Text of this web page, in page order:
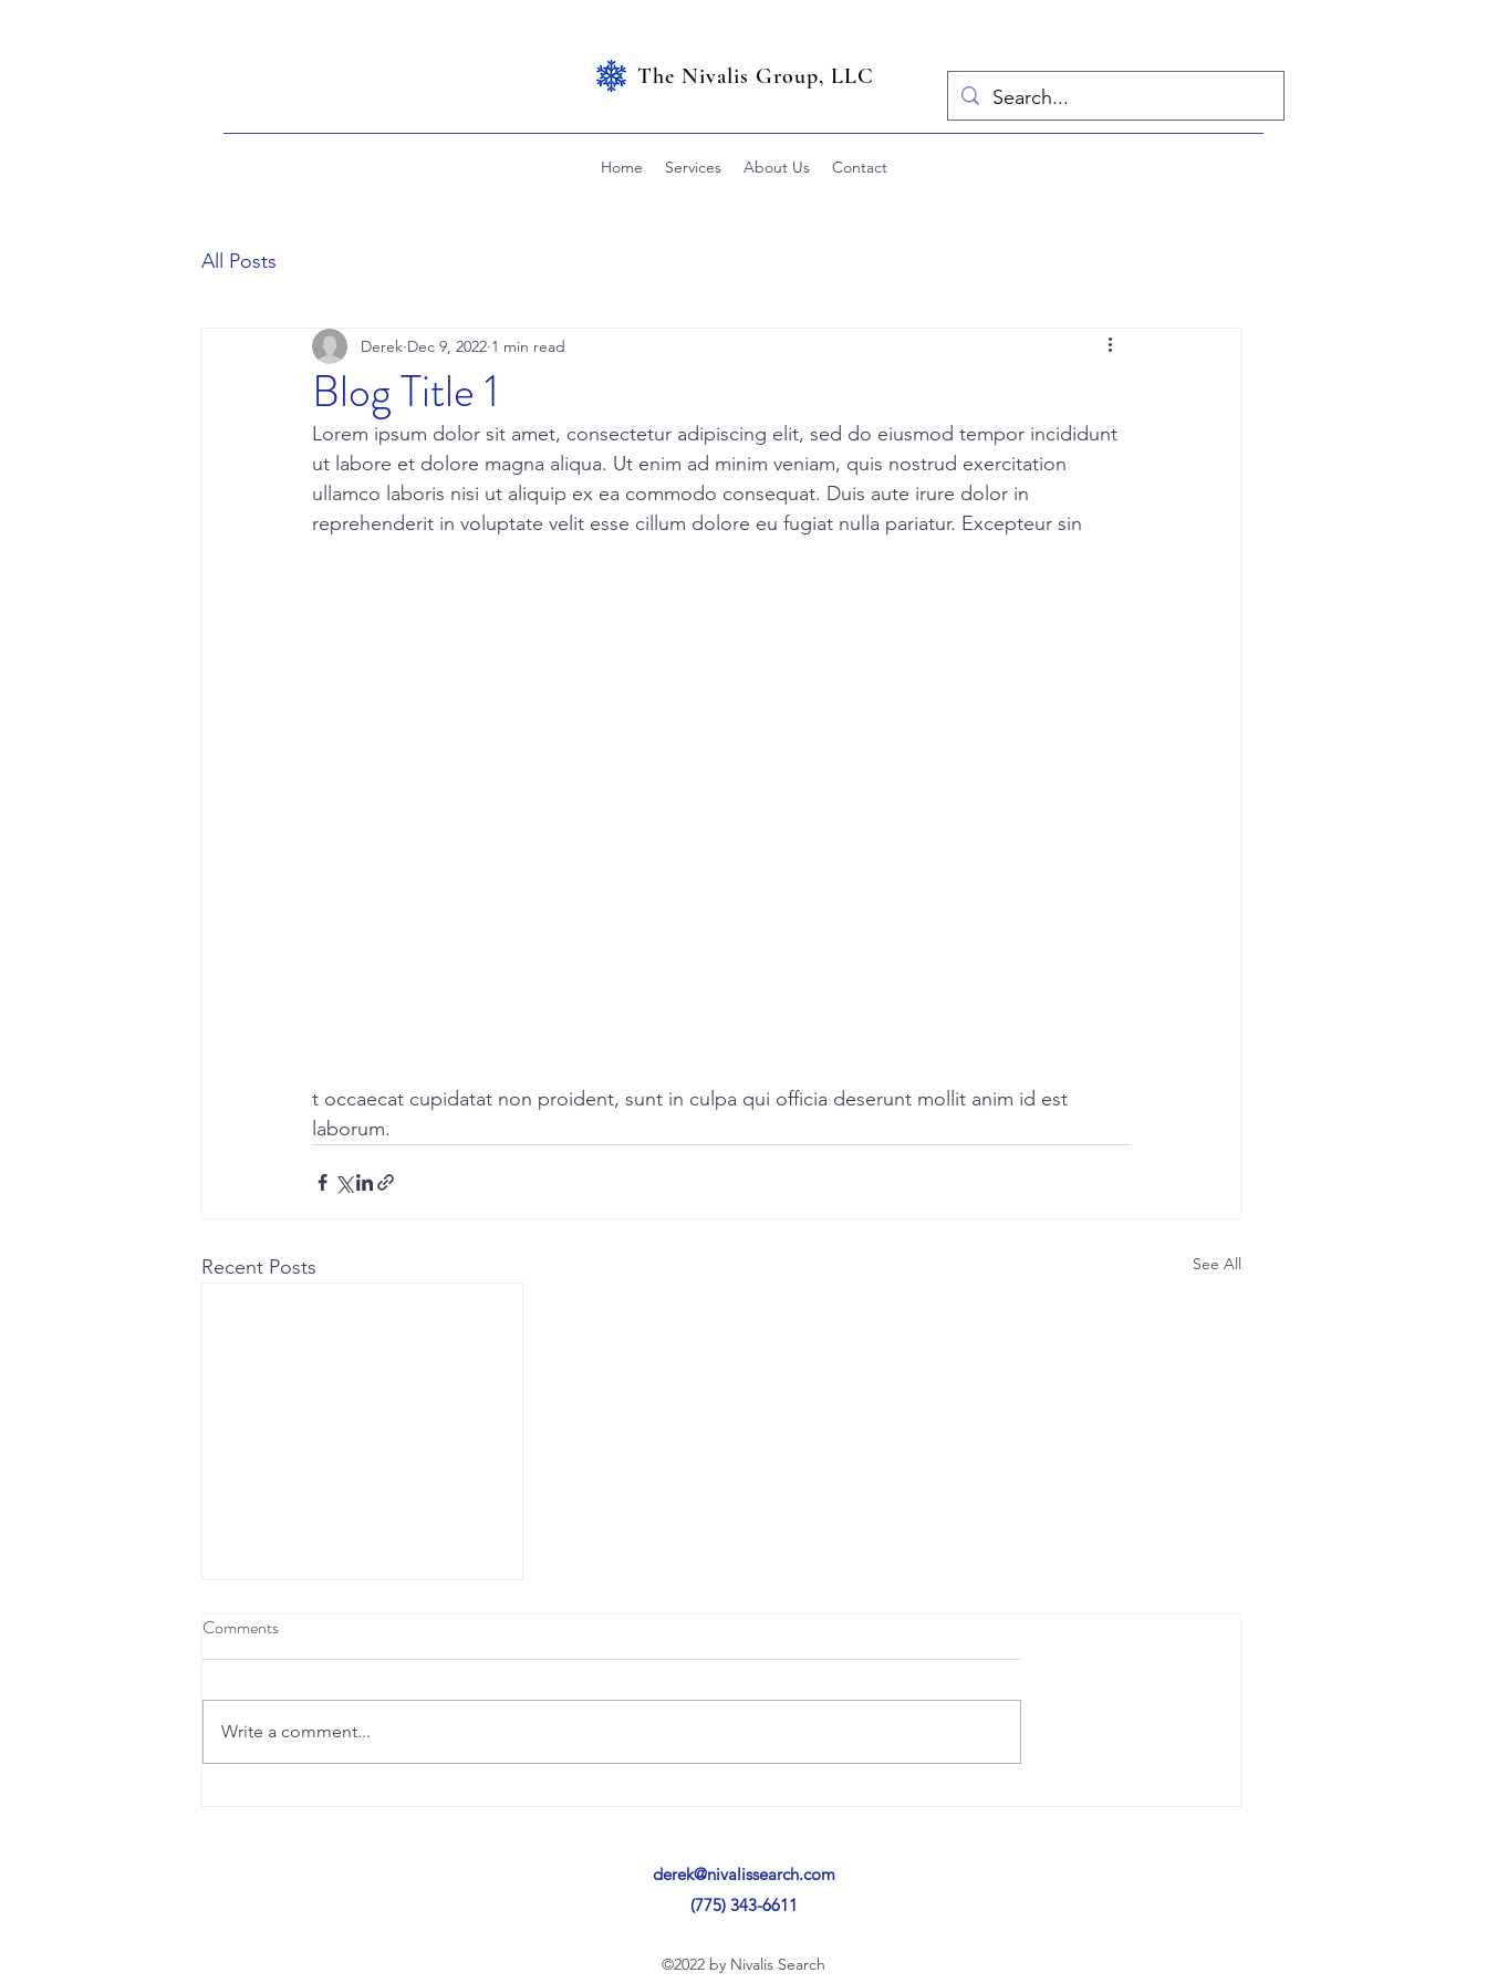
The Nivalis Group, LLC
Home Services About Us Contact
All Posts
Blog Title 1
Derek Dec 9, 2022 1 min read
Lorem ipsum dolor sit amet, consectetur adipiscing elit, sed do eiusmod tempor incididunt
ut labore et dolore magna aliqua. Ut enim ad minim veniam, quis nostrud exercitation
ullamco laboris nisi ut aliquip ex ea commodo consequat. Duis aute irure dolor in
reprehenderit in voluptate velit esse cillum dolore eu fugiat nulla pariatur. Excepteur sin
t occaecat cupidatat non proident, sunt in culpa qui officia deserunt mollit anim id est
laborum.
Recent Posts See All
Blog Title 2
Comments
Write a comment...
derek@nivalissearch.com
(775) 343-6611
©2022 by Nivalis Search